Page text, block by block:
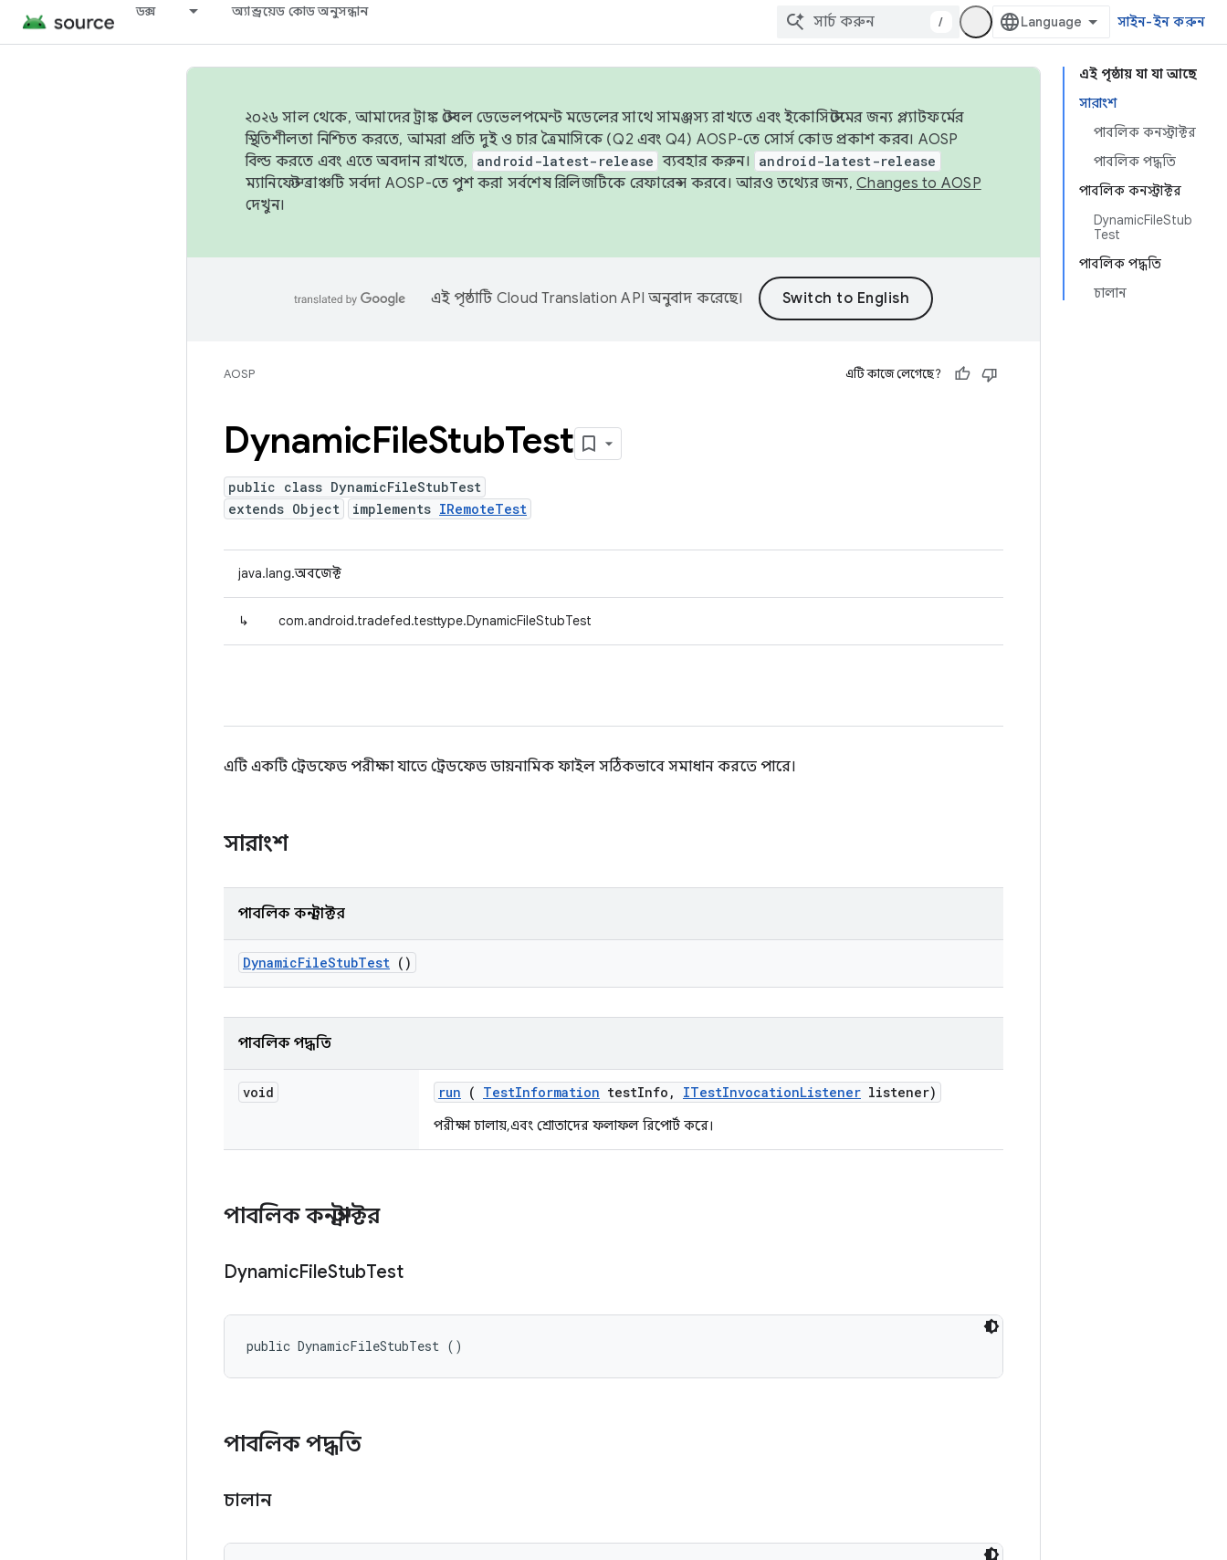
ডক্স অ্যান্ড্রয়েড কোড অনুসন্ধান
/ সাইন-ইন করুন
এই পৃষ্ঠায় যা যা আছে
সারাংশ
পাবলিক কনস্ট্রাক্টর
পাবলিক পদ্ধতি
পাবলিক কনস্ট্রাক্টর
DynamicFileStub
Test
পাবলিক পদ্ধতি
চালান
২০২৬ সাল থেকে, আমাদের ট্রাঙ্ক স্টেবল ডেভেলপমেন্ট মডেলের সাথে সামঞ্জস্য রাখতে এবং ইকোসিস্টেমের জন্য প্ল্যাটফর্মের
স্থিতিশীলতা নিশ্চিত করতে, আমরা প্রতি দুই ও চার ত্রৈমাসিকে (Q2 এবং Q4) AOSP-তে সোর্স কোড প্রকাশ করব। AOSP
বিল্ড করতে এবং এতে অবদান রাখতে,
android-latest-release ব্যবহার করুন। android-latest-release
ম্যানিফেস্ট ব্রাঞ্চটি সর্বদা AOSP-তে পুশ করা সর্বশেষ রিলিজটিকে রেফারেন্স করবে। আরও তথ্যের জন্য, Changes to AOSP
দেখুন।
এই পৃষ্ঠাটি Cloud Translation API অনুবাদ করেছে।
AOSP এটি কাজে লেগেছে?
DynamicFileStubTest
public class DynamicFileStubTest
extends Object
implements IRemoteTest
java.lang.অবজেক্ট
↳ com.android.tradefed.testtype.DynamicFileStubTest
এটি একটি ট্রেডফেড পরীক্ষা যাতে ট্রেডফেড ডায়নামিক ফাইল সঠিকভাবে সমাধান করতে পারে।
সারাংশ
পাবলিক কনস্ট্রাক্টর
DynamicFileStubTest ()
পাবলিক পদ্ধতি
void run ( TestInformation testInfo , ITestInvocationListener listener)
পরীক্ষা চালায়, এবং শ্রোতাদের ফলাফল রিপোর্ট করে।
পাবলিক কনস্ট্রাক্টর
DynamicFileStubTest
public DynamicFileStubTest ()
পাবলিক পদ্ধতি
চালান